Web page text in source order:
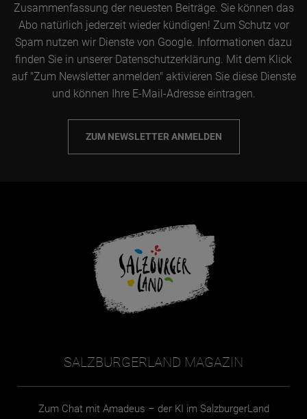
Zusammenfassung der neuesten Beiträge. Sie können das
Abo natürlich jederzeit wieder kündigen! Zum Schutz vor
Spam nutzen wir Dienste von Google. Informationen dazu
finden Sie in unserer Datenschutzerklärung. Mit dem Klick
auf "Zum Newsletter anmelden" aktivieren Sie diese Dienste
und können Ihre E-Mail-Adresse eintragen.
ZUM NEWSLETTER ANMELDEN
SALZBURGERLAND MAGAZIN
Zum Chat mit Amadeus – der KI im SalzburgerLand